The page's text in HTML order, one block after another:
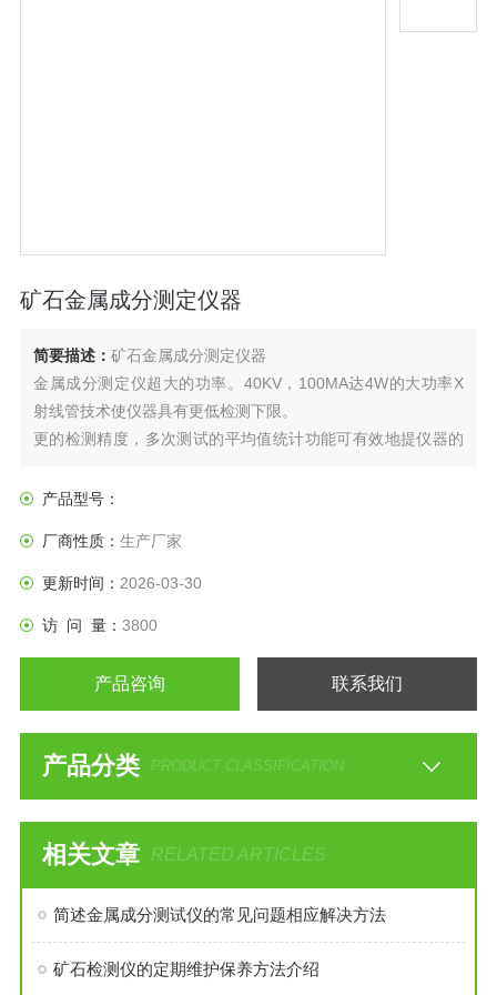
矿石金属成分测定仪器
简要描述： 矿石金属成分测定仪器
金属成分测定仪超大的功率。40KV，100MA达4W的大功率X
射线管技术使仪器具有更低检测下限。
更的检测精度，多次测试的平均值统计功能可有效地提仪器的
产品型号：
厂商性质： 生产厂家
更新时间： 2026-03-30
访 问 量： 3800
产品咨询 联系我们
产品分类 PRODUCT CLASSIFICATION
相关文章 RELATED ARTICLES
简述金属成分测试仪的常见问题相应解决方法
矿石检测仪的定期维护保养方法介绍